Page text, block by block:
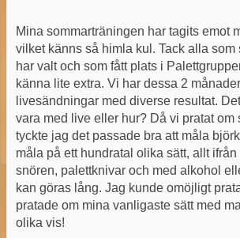
Mina sommarträningen har tagits emot
vilket känns så himla kul. Tack alla
har valt och som fått plats i
känna lite extra. Vi har dessa 2
livesändningar med diverse resultat.
vara med live eller hur? Då vi pratat om
tyckte jag det passade bra att måla
måla på ett hundratal olika sätt, allt
snören, palettknivar och med alkohol
kan göras lång. Jag kunde omöjligt
pratade om mina vanligaste sätt med
olika vis!